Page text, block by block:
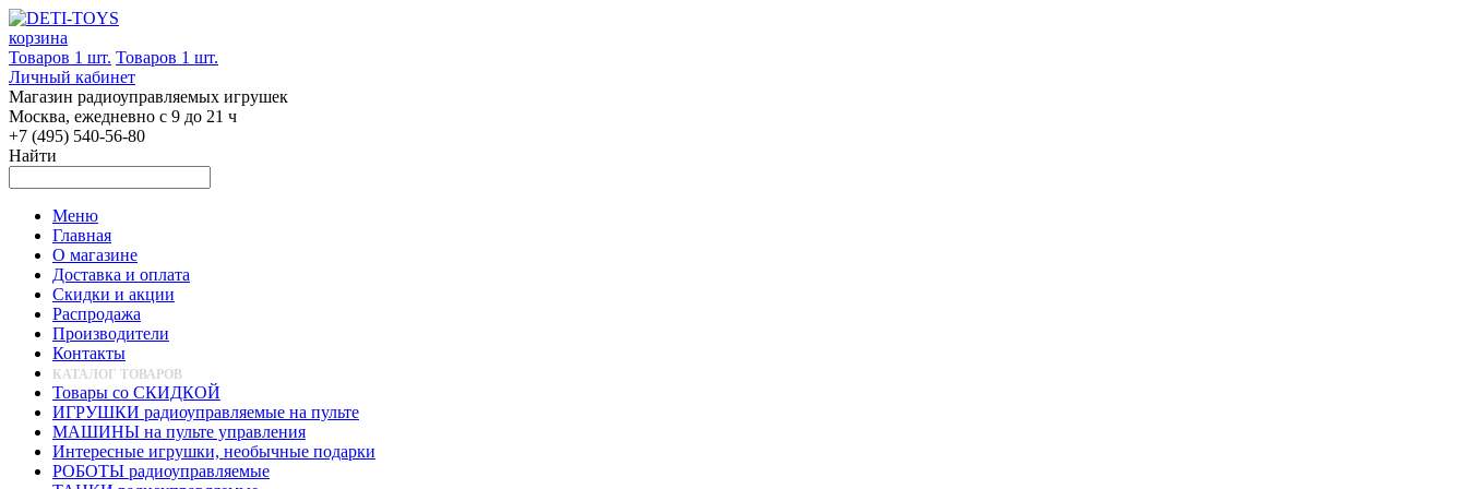
корзина
Товаров 1 шт. Товаров 1 шт.
Личный кабинет
Магазин радиоуправляемых игрушек
Москва, ежедневно с 9 до 21 ч
+7 (495) 540-56-80
Найти
Меню
Главная
О магазине
Доставка и оплата
Скидки и акции
Распродажа
Производители
Контакты
КАТАЛОГ ТОВАРОВ
Товары со СКИДКОЙ
ИГРУШКИ радиоуправляемые на пульте
МАШИНЫ на пульте управления
Интересные игрушки, необычные подарки
РОБОТЫ радиоуправляемые